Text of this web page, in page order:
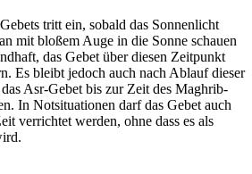
tritt ein, sobald das Sonnenlicht
mit bloßem Auge in die Sonne schauen
das Gebet über diesen Zeitpunkt
Es bleibt jedoch auch nach Ablauf dieser
Asr-Gebet bis zur Zeit des Maghrib-
In Notsituationen darf das Gebet auch
verrichtet werden, ohne dass es als